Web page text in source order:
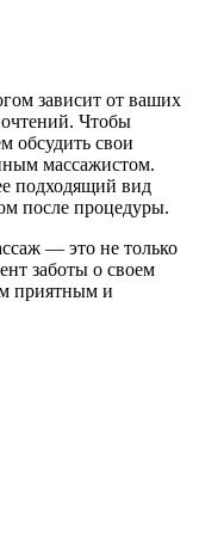
зависит от ваших
Чтобы
обсудить свои
массажистом.
подходящий вид
после процедуры.
— это не только
заботы о своем
приятным и